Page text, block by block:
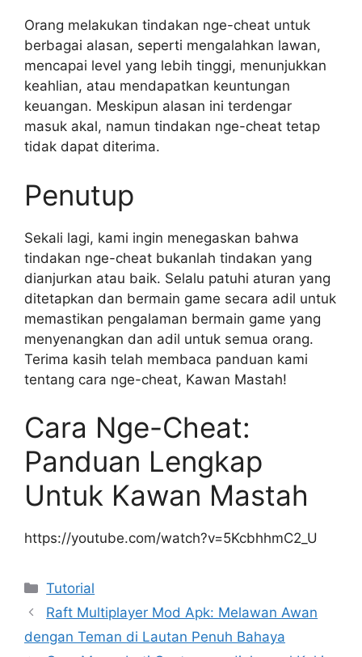
Orang melakukan tindakan nge-cheat untuk
berbagai alasan, seperti mengalahkan lawan,
mencapai level yang lebih tinggi, menunjukkan
keahlian, atau mendapatkan keuntungan
keuangan. Meskipun alasan ini terdengar
masuk akal, namun tindakan nge-cheat tetap
tidak dapat diterima.
Penutup
Sekali lagi, kami ingin menegaskan bahwa
tindakan nge-cheat bukanlah tindakan yang
dianjurkan atau baik. Selalu patuhi aturan yang
ditetapkan dan bermain game secara adil untuk
memastikan pengalaman bermain game yang
menyenangkan dan adil untuk semua orang.
Terima kasih telah membaca panduan kami
tentang cara nge-cheat, Kawan Mastah!
Cara Nge-Cheat:
Panduan Lengkap
Untuk Kawan Mastah
https://youtube.com/watch?v=5KcbhhmC2_U
Kategori
Tutorial
Raft Multiplayer Mod Apk: Melawan Awan
dengan Teman di Lautan Penuh Bahaya